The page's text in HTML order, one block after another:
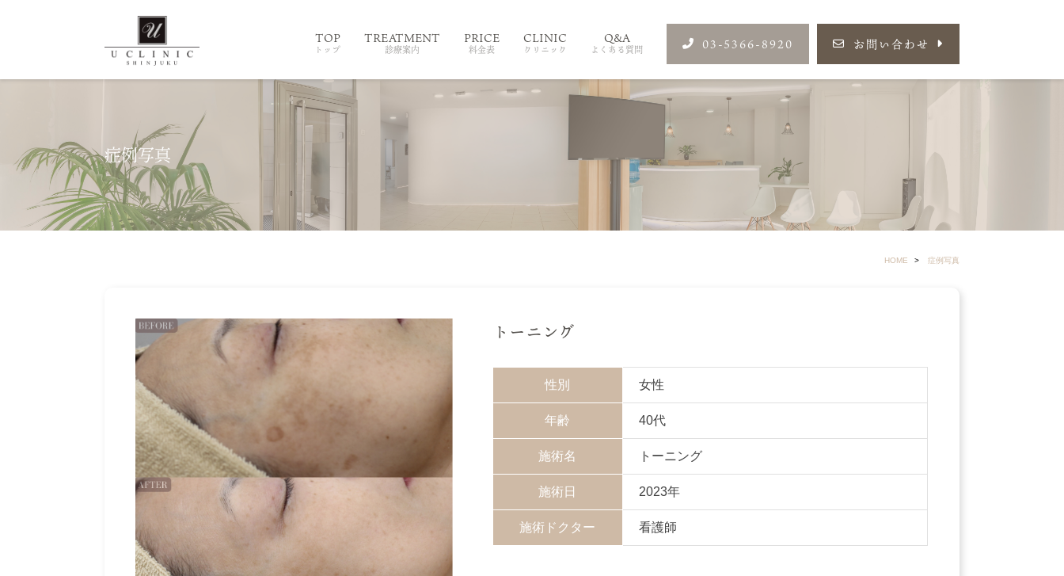
TOP
トップ
TREATMENT
診療案内
PRICE
料金表
CLINIC
クリニック
Q&A
よくある質問 03-5366-8920 お問い合わせ
症例写真
HOME 症例写真
トーニング
性別 女性
年齢 40代
施術名 トーニング
施術日 2023年
施術ドクター 看護師